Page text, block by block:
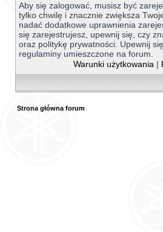
Aby się zalogować, musisz być
tylko chwilę i znacznie zwiększa
nadać dodatkowe uprawnienia
się zarejestrujesz, upewnij się, czy
oraz politykę prywatności. Upewnij
regulaminy umieszczone na forum.
Warunki użytkowania |
Strona główna forum